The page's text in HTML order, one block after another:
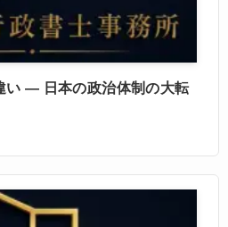
い ― 日本の政治体制の大転